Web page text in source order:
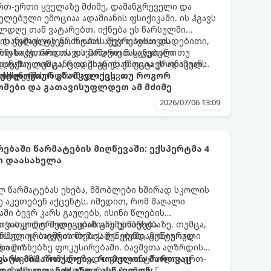
ერთი ყველაზე მძიმე, დამანგრეველი და
ემოციაა ადამიანის ფსიქიკაში. ის ჰგავს
თან ვატარებთ. იქნება ეს წარსულში
გულის ტკენა, ოჯახის წევრებისთვის
საკუთარი თავის მიმართ წაყენებული
განცდა შიგნიდან ფიტავს ადამიანს
უნარს.
გრძნობას აქვს თავისი დადებითი,
როდის დავარღვიეთ საკუთარი თუ
თუმცა, როდესაც ეს ემოცია ქრონიკულ
სინდრომად იქცევა.
გზამკვლევს, თუ როგორ
და გათავისუფლდეთ ამ მძიმე
2026/07/06 13:09
წარმატების მიღწევაში: ექსპერტმა 4
დაასახელა
წარმატებას ეხება, მშობლები ხშირად სკოლის
აკეთებენ აქცენტს. იმედით, რომ მაღალი
ბევრ კარს გაუღებს, ისინი წლების
სასკოლო შედეგების გაუმჯობესებაზე. თუმცა,
ბავშვის მომავალს ფუნდამენტურად
ადამიანს ეხმარება
ურთიერთობების შენებაში, გონივრული
მიზნებზე ფოკუსირებაში. ბავშვთა აღზრდის
უსვამს, რომ სწორედ თვითკონტროლია ერთ-
მიმართულება, რომელთა მართვაც